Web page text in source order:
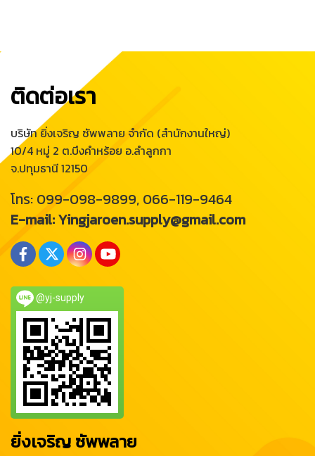
ติดต่อเรา
บริษัท ยิ่งเจริญ ซัพพลาย จำกัด (สำนักงานใหญ่)
10/4 หมู่ 2 ต.บึงคำหร้อย อ.ลำลูกกา
จ.ปทุมธานี 12150
โทร: 099-098-9899, 066-119-9464
E-mail: Yingjaroen.supply@gmail.com
@yj-supply
ยิ่งเจริญ ซัพพลาย